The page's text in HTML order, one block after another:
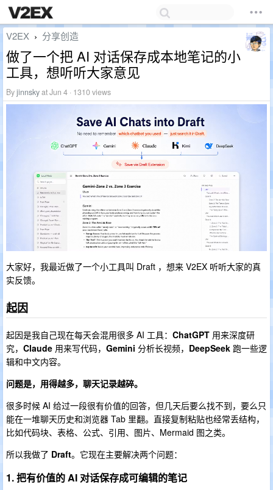
V2EX › 分享创造
做了一个把 AI 对话保存成本地笔记的小
工具，想听听大家意见
Byjinnskyat Jun 4 · 1310 views
大家好，我最近做了一个小工具叫 Draft ，想来 V2EX 听听大家的真
实反馈。
起因
起因是我自己现在每天会混用很多 AI 工具： ChatGPT 用来深度研
究， Claude 用来写代码， Gemini 分析长视频， DeepSeek 跑一些逻
辑和中文内容。
问题是，用得越多，聊天记录越碎。
很多时候 AI 给过一段很有价值的回答，但几天后要么找不到，要么只
能在一堆聊天历史和浏览器 Tab 里翻。直接复制粘贴也经常丢结构，
比如代码块、表格、公式、引用、图片、Mermaid 图之类。
所以我做了 Draft。它现在主要解决两个问题：
1. 把有价值的 AI 对话保存成可编辑的笔记